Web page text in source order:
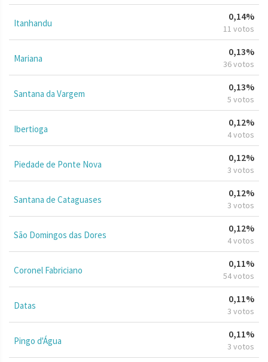
Itanhandu
0,14%
11 votos
Mariana
0,13%
36 votos
Santana da Vargem
0,13%
5 votos
Ibertioga
0,12%
4 votos
Piedade de Ponte Nova
0,12%
3 votos
Santana de Cataguases
0,12%
3 votos
São Domingos das Dores
0,12%
4 votos
Coronel Fabriciano
0,11%
54 votos
Datas
0,11%
3 votos
Pingo d'Água
0,11%
3 votos